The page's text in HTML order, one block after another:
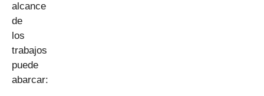
alcance
de
los
trabajos
puede
abarcar: